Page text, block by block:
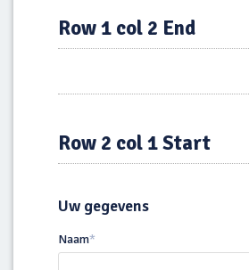
Row 1 col 2 End
Row 2 col 1 Start
Uw gegevens
Naam*